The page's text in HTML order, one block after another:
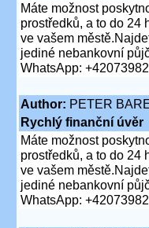
Máte možnost
prostředků, a to do 24
ve vašem
jediné nebankovní
WhatsApp:
Author: PETER
Rychlý finanční úvěr
Máte možnost
prostředků, a to do 24
ve vašem
jediné nebankovní
WhatsApp: